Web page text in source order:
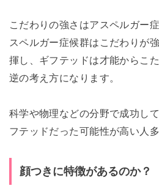
こだわりの強さはアスペルガー
スペルガー症候群はこだわりが
揮し、ギフテッドは才能からこ
逆の考え方になります。
科学や物理などの分野で成功し
フテッドだった可能性が高い人多
顔つきに特徴があるのか？